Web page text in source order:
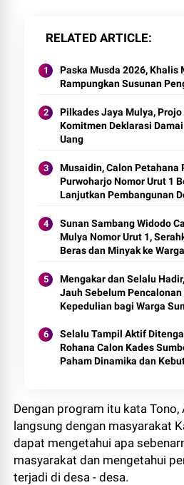
RELATED ARTICLE
Paska Musda 2026, Khalis
Rampungkan Susunan
Pilkades Jaya Mulya,
Komitmen Deklarasi
Uang
Musaidin, Calon Petahana
Purwoharjo Nomor Urut 1
Lanjutkan Pembangunan
Sunan Sambang Widodo
Mulya Nomor Urut 1,
Beras dan Minyak ke
Mengakar dan Selalu
Jauh Sebelum
Kepedulian bagi Warga
Selalu Tampil Aktif
Rohana Calon Kades
Paham Dinamika dan
Dengan program itu kata
langsung dengan masyarakat
dapat mengetahui apa
masyarakat dan mengetahui
terjadi di desa - desa.